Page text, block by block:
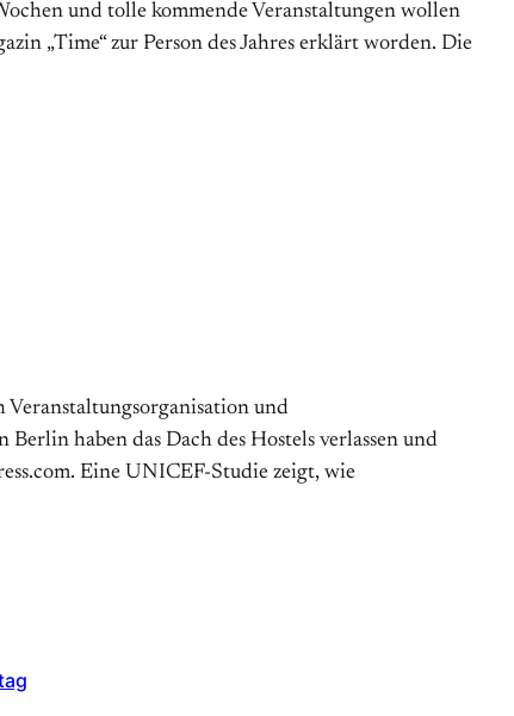
und tolle kommende Veranstaltungen wollen
„Time“ zur Person des Jahres erklärt worden. Die
und
haben das Dach des Hostels verlassen und
Eine UNICEF-Studie zeigt, wie